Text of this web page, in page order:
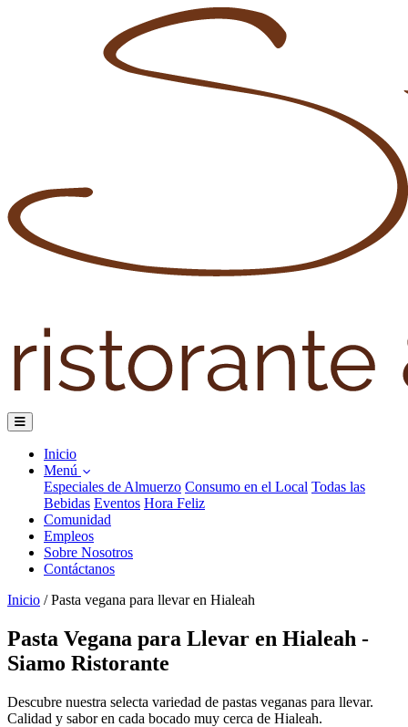
Inicio
Menú
Especiales de Almuerzo Consumo en el Local Todas las
Bebidas Eventos Hora Feliz
Comunidad
Empleos
Sobre Nosotros
Contáctanos
Inicio / Pasta vegana para llevar en Hialeah
Pasta Vegana para Llevar en Hialeah -
Siamo Ristorante
Descubre nuestra selecta variedad de pastas veganas para llevar.
Calidad y sabor en cada bocado muy cerca de Hialeah.